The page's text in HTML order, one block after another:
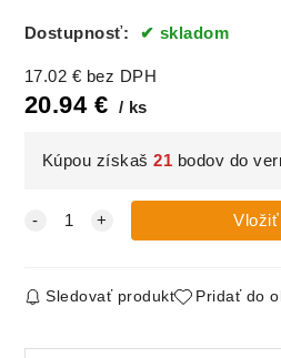
Dostupnosť: skladom
17.02 € bez DPH
20.94€ ks
Kúpou získaš21 bodov do
Sledovať produkt Pridať do